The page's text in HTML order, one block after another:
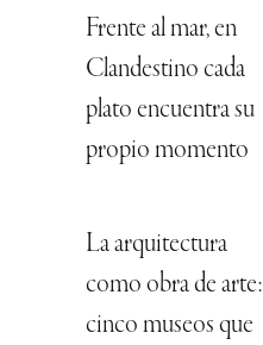
Frente al mar, en
Clandestino cada
plato encuentra su
propio momento
La arquitectura
como obra de arte:
cinco museos que